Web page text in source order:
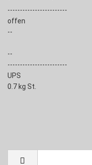
------------------------
offen
--
--
------------------------
UPS
0.7 kg St.